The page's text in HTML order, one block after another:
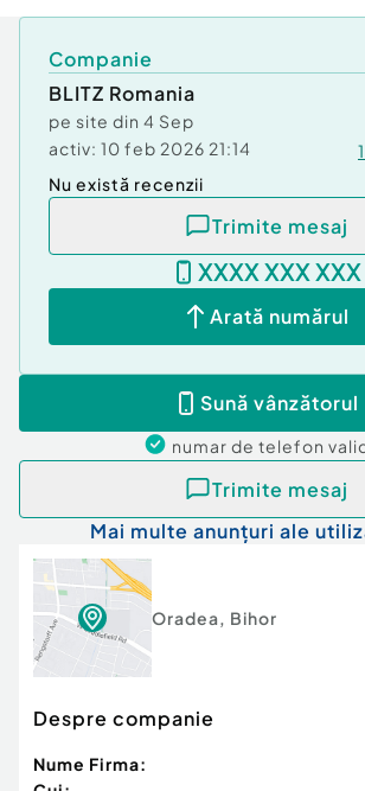
Comfort
Companie
BLITZ Romania
pe site din 4 Sep
activ: 10 feb 2026 21:14
Nu există recenzii
Trimite mesaj
XXXX XXX XXX
Arată numărul
Sună vânzătorul
numar de telefon
Trimite mesaj
Mai multe anunțuri ale
Oradea, Bihor
Despre companie
Nume Firma: